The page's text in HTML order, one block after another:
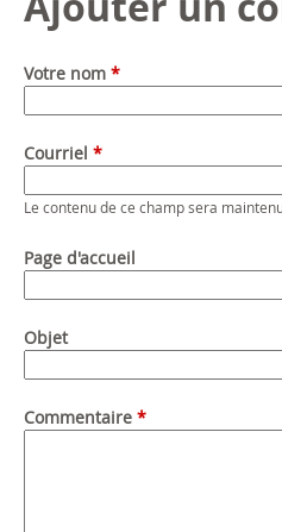
Votre nom *
Courriel *
Le contenu de ce champ sera
Page d'accueil
Objet
Commentaire *